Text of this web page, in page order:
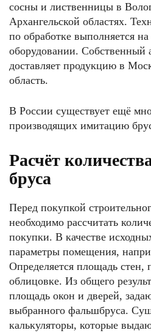
сосны и лиственницы в
Архангельской областях.
по обработке выполняется
оборудовании. Собственный
доставляет продукцию в
область.
В России существует ещё
производящих имитацию
Расчёт
бруса
Перед покупкой
необходимо рассчитать
покупки. В качестве
параметры помещения,
Определяется площадь стен,
облицовке. Из общего
площадь окон и дверей,
выбранного фальшбруса.
калькуляторы, которые